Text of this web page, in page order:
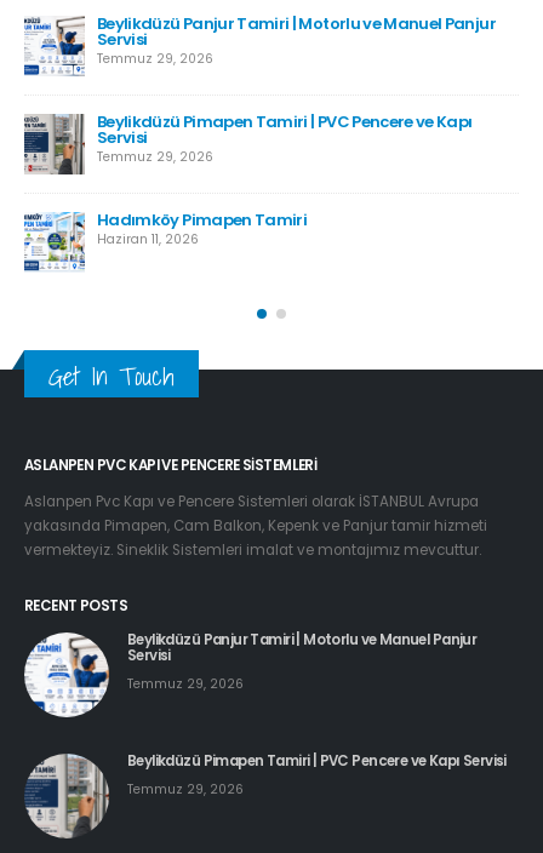
Beylikdüzü Panjur Tamiri | Motorlu ve Manuel Panjur
Servisi
Temmuz 29, 2026
Beylikdüzü Pimapen Tamiri | PVC Pencere ve Kapı
Servisi
Temmuz 29, 2026
Hadımköy Pimapen Tamiri
Haziran 11, 2026
Get In Touch
ASLANPEN PVC KAPI VE PENCERE SISTEMLERI
Aslanpen Pvc Kapı ve Pencere Sistemleri olarak İSTANBUL Avrupa
yakasında Pimapen, Cam Balkon, Kepenk ve Panjur tamir hizmeti
vermekteyiz. Sineklik Sistemleri imalat ve montajımız mevcuttur.
RECENT POSTS
Beylikdüzü Panjur Tamiri | Motorlu ve Manuel Panjur
Servisi
Temmuz 29, 2026
Beylikdüzü Pimapen Tamiri | PVC Pencere ve Kapı Servisi
Temmuz 29, 2026